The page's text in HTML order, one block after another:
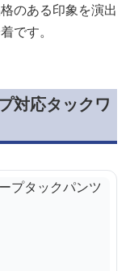
のある印象を演出
です。
対応タックワ